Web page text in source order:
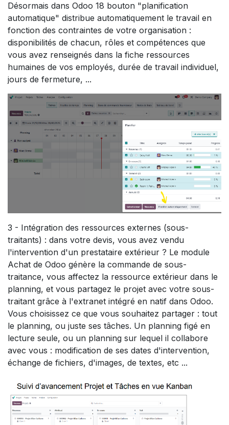
Désormais dans Odoo 18 bouton "planification
automatique" distribue automatiquement le travail en
fonction des contraintes de votre organisation :
disponibilités de chacun, rôles et compétences que
vous avez renseignés dans la fiche ressources
humaines de vos employés, durée de travail individuel,
jours de fermeture, ...
3 - Intégration des ressources externes (sous-
traitants) : dans votre devis, vous avez vendu
l'intervention d'un prestataire extérieur ? Le module
Achat de Odoo génère la commande de sous-
traitance, vous affectez la ressource extérieur dans le
planning, et vous partagez le projet avec votre sous-
traitant grâce à l'extranet intégré en natif dans Odoo.
Vous choisissez ce que vous souhaitez partager : tout
le planning, ou juste ses tâches. Un planning figé en
lecture seule, ou un planning sur lequel il collabore
avec vous : modification de ses dates d'intervention,
échange de fichiers, d'images, de textes, etc ...